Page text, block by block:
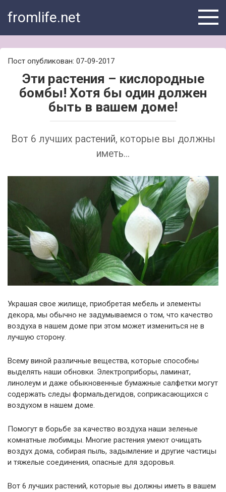
fromlife.net
Пост опубликован: 07-09-2017
Эти растения – кислородные
бомбы! Хотя бы один должен
быть в вашем доме!
Вот 6 лучших растений, которые вы должны
иметь...
Украшая свое жилище, приобретая мебель и элементы
декора, мы обычно не задумываемся о том, что качество
воздуха в нашем доме при этом может измениться не в
лучшую сторону.
Всему виной различные вещества, которые способны
выделять наши обновки. Электроприборы, ламинат,
линолеум и даже обыкновенные бумажные салфетки могут
содержать следы формальдегидов, соприкасающихся с
воздухом в нашем доме.
Помогут в борьбе за качество воздуха наши зеленые
комнатные любимцы. Многие растения умеют очищать
воздух дома, собирая пыль, задымление и другие частицы
и тяжелые соединения, опасные для здоровья.
Вот 6 лучших растений, которые вы должны иметь в вашем